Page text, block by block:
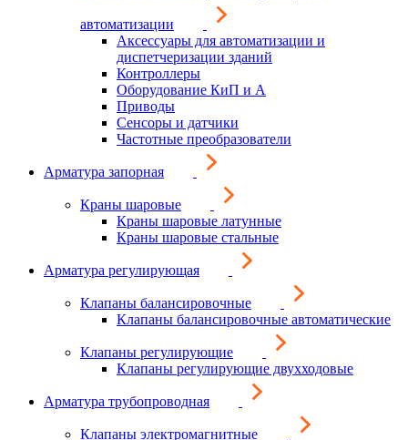
автоматизации
Аксессуары для автоматизации и
диспетчеризации зданий
Контроллеры
Оборудование КиП и А
Приводы
Сенсоры и датчики
Частотные преобразователи
Арматура запорная
Краны шаровые
Краны шаровые латунные
Краны шаровые стальные
Арматура регулирующая
Клапаны балансировочные
Клапаны балансировочные автоматические
Клапаны регулирующие
Клапаны регулирующие двухходовые
Арматура трубопроводная
Клапаны электромагнитные